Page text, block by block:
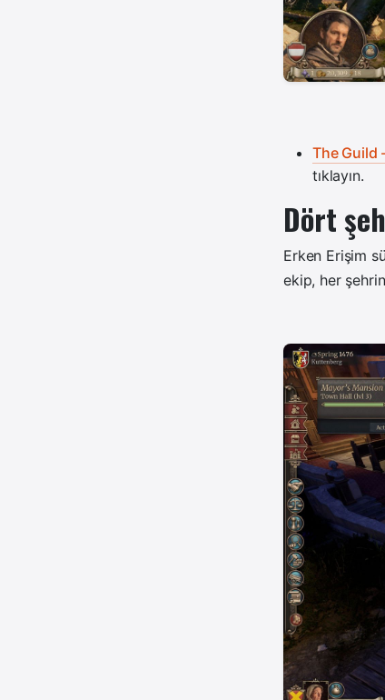
The Guild
tıklayın.
Dört
Erken Erişim
ekip, her